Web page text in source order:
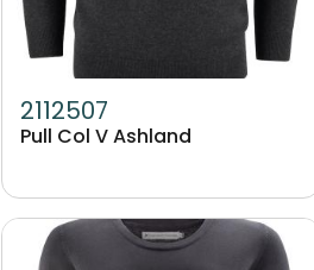
2112507
Pull Col V Ashland
Image